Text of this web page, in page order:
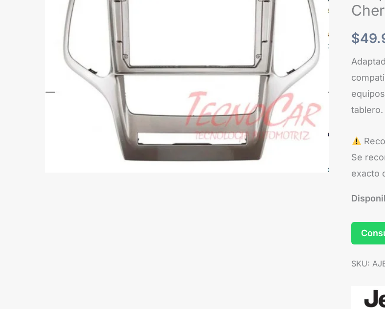
$
Se
exacto
2008-
2012
SKU: